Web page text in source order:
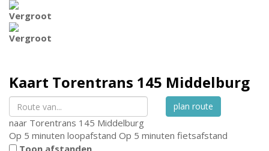
Vergroot
Vergroot
Kaart Torentrans 145 Middelburg
plan route
naar Torentrans 145 Middelburg
Op 5 minuten loopafstand Op 5 minuten fietsafstand
Toon afstanden